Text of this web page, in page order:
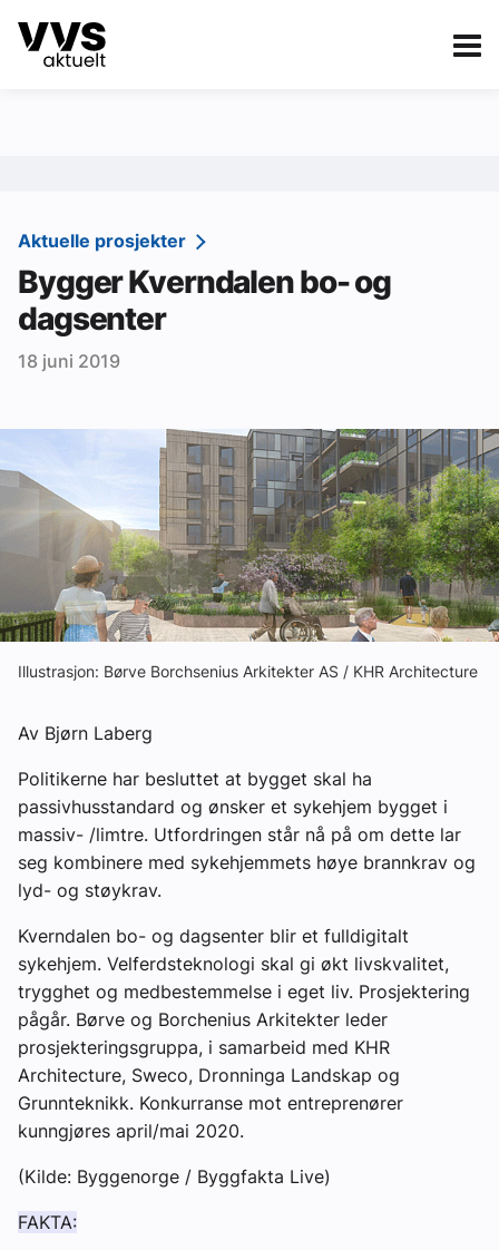
Kategorier
Sanitær
Ventilasjon
Varme og energi
Byggautomasjon
Aktuelle prosjekter
Om VVS Aktuelt
Kontakt oss:
Abonner på fagbladet Byggfakta Nyheter
Annonsere i VVS Aktuelt
eBlad
Aktuelle prosjekter
Bygger Kverndalen bo- og
dagsenter
18 juni 2019
Illustrasjon: Børve Borchsenius Arkitekter AS / KHR Architecture
Av Bjørn Laberg
Politikerne har besluttet at bygget skal ha
passivhusstandard og ønsker et sykehjem bygget i
massiv- /limtre. Utfordringen står nå på om dette lar
seg kombinere med sykehjemmets høye brannkrav og
lyd- og støykrav.
Kverndalen bo- og dagsenter blir et fulldigitalt
sykehjem. Velferdsteknologi skal gi økt livskvalitet,
trygghet og medbestemmelse i eget liv. Prosjektering
pågår. Børve og Borchenius Arkitekter leder
prosjekteringsgruppa, i samarbeid med KHR
Architecture, Sweco, Dronninga Landskap og
Grunnteknikk. Konkurranse mot entreprenører
kunngjøres april/mai 2020.
(Kilde: Byggenorge / Byggfakta Live)
FAKTA: